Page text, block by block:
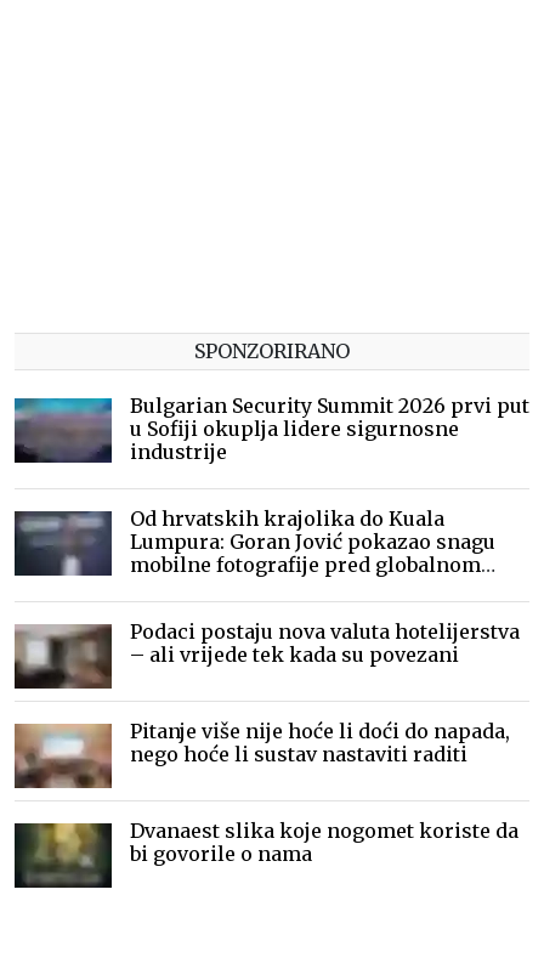
SPONZORIRANO
Bulgarian Security Summit 2026 prvi put
u Sofiji okuplja lidere sigurnosne
industrije
Od hrvatskih krajolika do Kuala
Lumpura: Goran Jović pokazao snagu
mobilne fotografije pred globalnom
Podaci postaju nova valuta hotelijerstva
– ali vrijede tek kada su povezani
Pitanje više nije hoće li doći do napada,
nego hoće li sustav nastaviti raditi
Dvanaest slika koje nogomet koriste da
bi govorile o nama